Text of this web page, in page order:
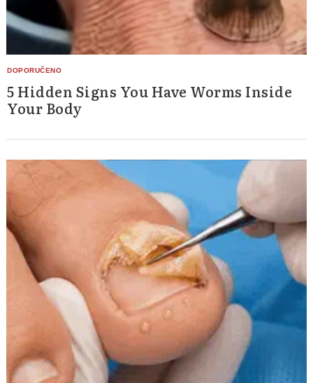
5 Hidden Signs You Have Worms Inside
Your Body